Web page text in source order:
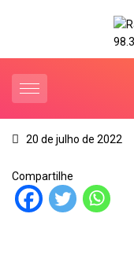
20 de julho de 2022
Compartilhe